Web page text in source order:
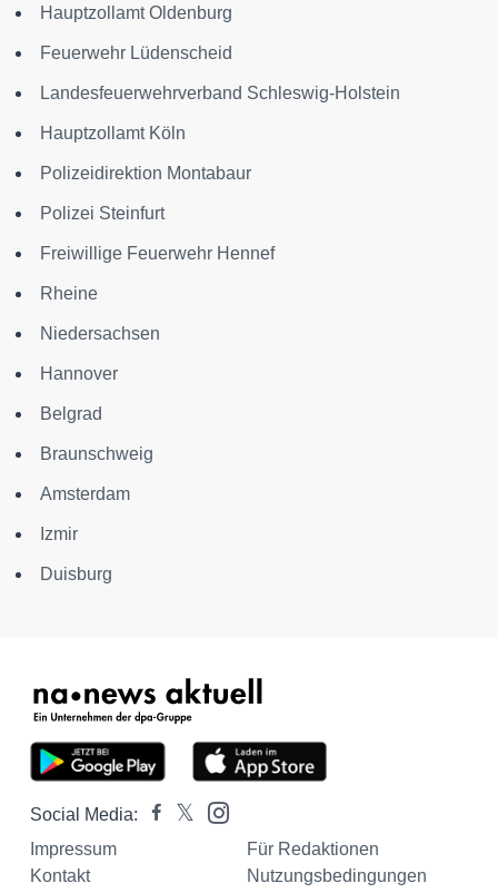
Hauptzollamt Oldenburg
Feuerwehr Lüdenscheid
Landesfeuerwehrverband Schleswig-Holstein
Hauptzollamt Köln
Polizeidirektion Montabaur
Polizei Steinfurt
Freiwillige Feuerwehr Hennef
Rheine
Niedersachsen
Hannover
Belgrad
Braunschweig
Amsterdam
Izmir
Duisburg
Social Media:
Impressum
Für Redaktionen
Kontakt
Nutzungsbedingungen